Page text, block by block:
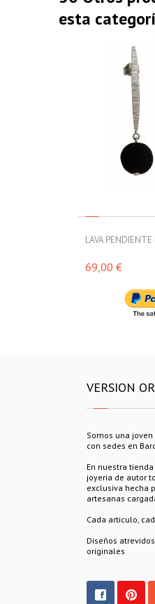
esta
LAVA
69,00 €
VERSION
Somos una
con sedes en
En nuestra
joyeria de autor
exclusiva hecha
artesanas
Cada articulo,
Diseños
originales